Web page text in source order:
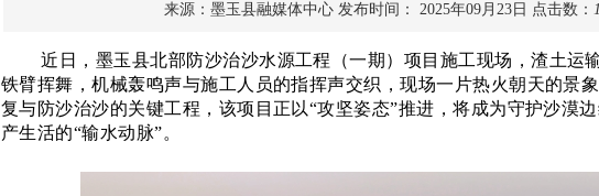
来源：墨玉县融媒体中心 发布时间： 2025年09月23日 点击数：
近日，墨玉县北部防沙治沙水源工程（一期）项目施工现场，渣土运
铁臂挥舞，机械轰鸣声与施工人员的指挥声交织，现场一片热火朝天的景
复与防沙治沙的关键工程，该项目正以“攻坚姿态”推进，将成为守护沙漠
产生活的“输水动脉”。